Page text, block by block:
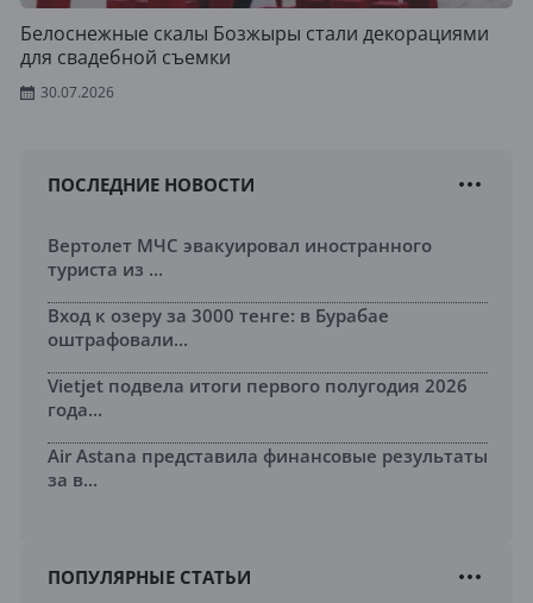
Белоснежные скалы Бозжыры стали декорациями
для свадебной съемки
30.07.2026
ПОСЛЕДНИЕ НОВОСТИ
Вертолет МЧС эвакуировал иностранного
туриста из ...
Вход к озеру за 3000 тенге: в Бурабае
оштрафовали...
Vietjet подвела итоги первого полугодия 2026
года...
Air Astana представила финансовые результаты
за в...
ПОПУЛЯРНЫЕ СТАТЬИ